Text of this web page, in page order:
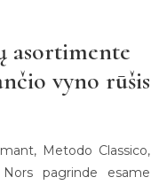
asortimente
vyno rūšis
Metodo Classico,
pagrinde esame